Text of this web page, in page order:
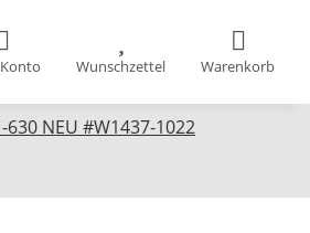
Wunschzettel Warenkorb
NEU #W1437-1022